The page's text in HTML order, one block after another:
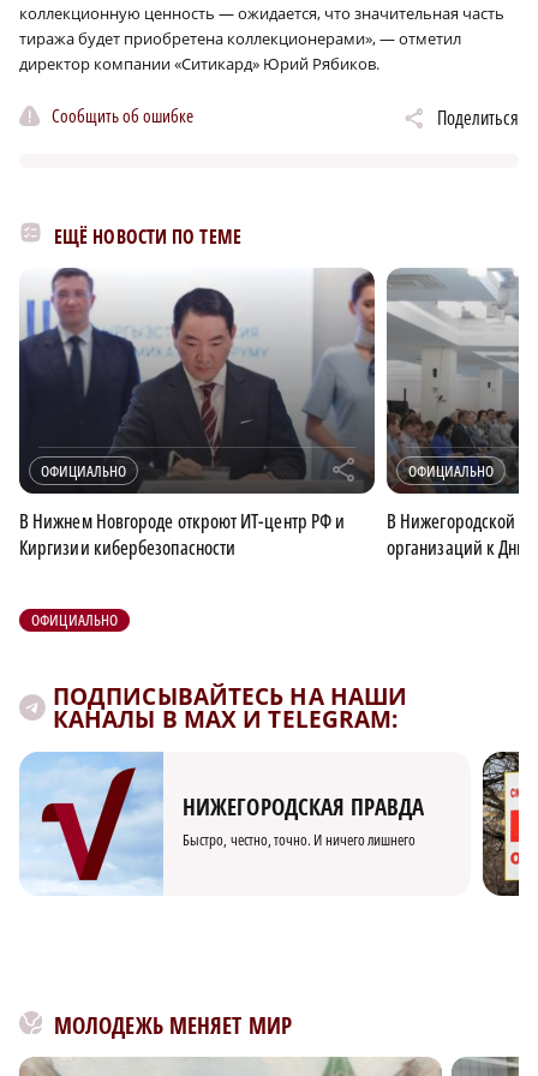
коллекционную ценность — ожидается, что значительная часть
тиража будет приобретена коллекционерами», — отметил
директор компании «Ситикард» Юрий Рябиков.
Сообщить об ошибке Поделиться
ЕЩЁ НОВОСТИ ПО ТЕМЕ
ОФИЦИАЛЬНО r
В Нижнем Новгороде откроют ИТ-центр РФ и
Киргизии кибербезопасности
ОФИЦИАЛЬНО
В Нижегородской
организаций к Дню
ОФИЦИАЛЬНО
ПОДПИСЫВАЙТЕСЬ НА НАШИ
КАНАЛЫ В MAX И TELEGRAM:
НИЖЕГОРОДСКАЯ ПРАВДА
Быстро, честно, точно. И ничего лишнего
МОЛОДЕЖЬ МЕНЯЕТ МИР